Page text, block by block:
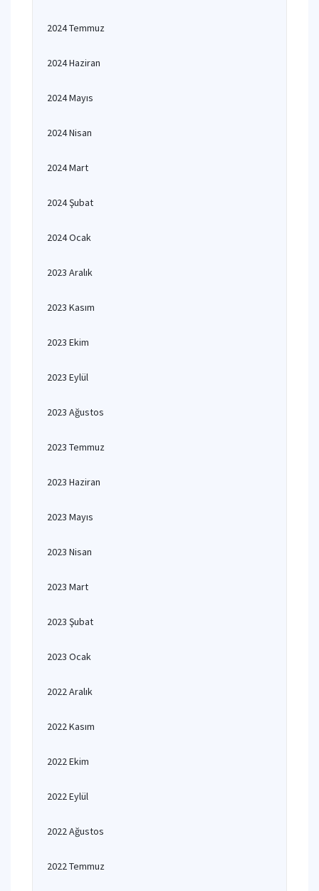
2024 Temmuz
2024 Haziran
2024 Mayıs
2024 Nisan
2024 Mart
2024 Şubat
2024 Ocak
2023 Aralık
2023 Kasım
2023 Ekim
2023 Eylül
2023 Ağustos
2023 Temmuz
2023 Haziran
2023 Mayıs
2023 Nisan
2023 Mart
2023 Şubat
2023 Ocak
2022 Aralık
2022 Kasım
2022 Ekim
2022 Eylül
2022 Ağustos
2022 Temmuz